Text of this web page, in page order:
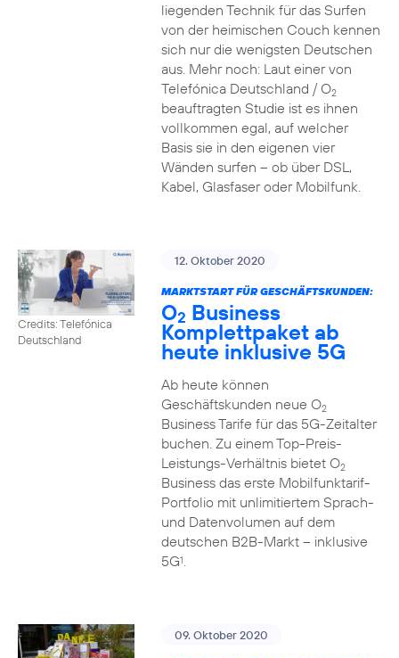
liegenden Technik für das Surfen
von der heimischen Couch kennen
sich nur die wenigsten Deutschen
aus. Mehr noch: Laut einer von
Telefónica Deutschland / O2
beauftragten Studie ist es ihnen
vollkommen egal, auf welcher
Basis sie in den eigenen vier
Wänden surfen – ob über DSL,
Kabel, Glasfaser oder Mobilfunk.
Credits: Telefónica
Deutschland
12. Oktober 2020
MARKTSTART FÜR GESCHÄFTSKUNDEN:
O2 Business
Komplettpaket ab
heute inklusive 5G
Ab heute können
Geschäftskunden neue O2
Business Tarife für das 5G-Zeitalter
buchen. Zu einem Top-Preis-
Leistungs-Verhältnis bietet O2
Business das erste Mobilfunktarif-
Portfolio mit unlimitiertem Sprach-
und Datenvolumen auf dem
deutschen B2B-Markt – inklusive
5G1.
09. Oktober 2020